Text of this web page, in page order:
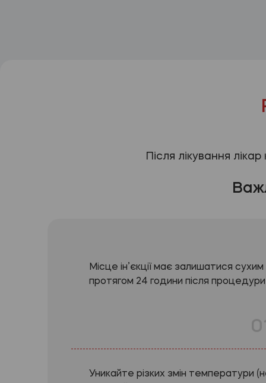
Після лікування
Місце ін’єкції має залишатися сухим
протягом 24 години після процедури
Уникайте різких змін температури